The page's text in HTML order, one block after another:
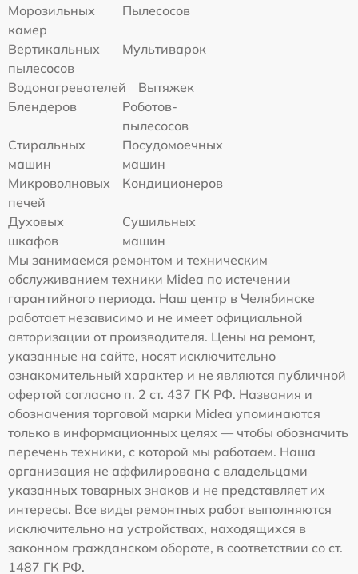
Морозильных
камер
Пылесосов
Вертикальных
пылесосов
Мультиварок
Водонагревателей
Вытяжек
Блендеров
Роботов-
пылесосов
Стиральных
машин
Посудомоечных
машин
Микроволновых
печей
Кондиционеров
Духовых
шкафов
Сушильных
машин
Мы занимаемся ремонтом и техническим
обслуживанием техники Midea по истечении
гарантийного периода. Наш центр в Челябинске
работает независимо и не имеет официальной
авторизации от производителя. Цены на ремонт,
указанные на сайте, носят исключительно
ознакомительный характер и не являются публичной
офертой согласно п. 2 ст. 437 ГК РФ. Названия и
обозначения торговой марки Midea упоминаются
только в информационных целях — чтобы обозначить
перечень техники, с которой мы работаем. Наша
организация не аффилирована с владельцами
указанных товарных знаков и не представляет их
интересы. Все виды ремонтных работ выполняются
исключительно на устройствах, находящихся в
законном гражданском обороте, в соответствии со ст.
1487 ГК РФ.